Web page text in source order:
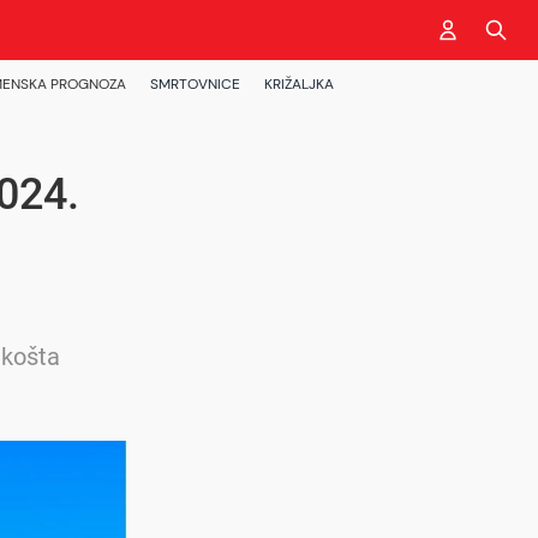
PROGNOZA SMRTOVNICE KRIŽALJKA